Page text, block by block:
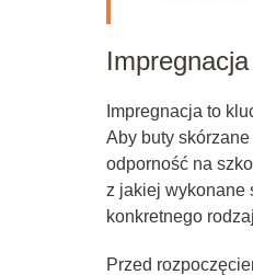
Impregnacja to
Aby buty
odporność na
z jakiej wykonane
konkretnego
Przed